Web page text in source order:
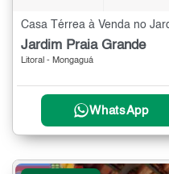
Jardim Praia Grande
Litoral - Mongaguá
WhatsApp